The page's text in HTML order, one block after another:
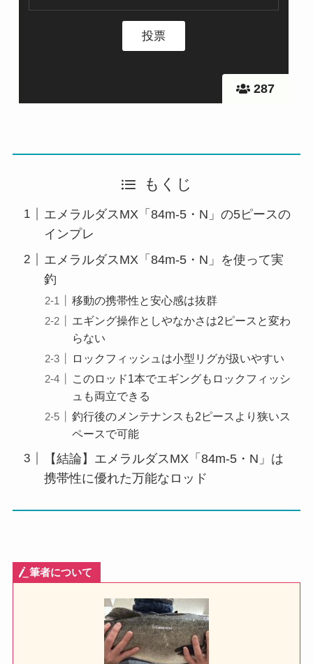
287
もくじ
エメラルダスMX「84m-5・N」の5ピースの
インプレ
エメラルダスMX「84m-5・N」を使って実
釣
移動の携帯性と安心感は抜群
エギング操作としやなかさは2ピースと変わ
らない
ロックフィッシュは小型リグが扱いやすい
このロッド1本でエギングもロックフィッシ
ュも両立できる
釣行後のメンテナンスも2ピースより狭いス
ペースで可能
【結論】エメラルダスMX「84m-5・N」は
携帯性に優れた万能なロッド
筆者について